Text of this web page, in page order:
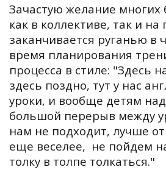
Зачастую желание многих
как в коллективе, так и
заканчивается руганью в
время планирования
процесса в стиле: "Здесь
здесь поздно, тут у нас
уроки, и вообще детям
большой перерыв между
нам не подходит, лучше
еще веселее, не пойдем
толку в толпе толкаться."